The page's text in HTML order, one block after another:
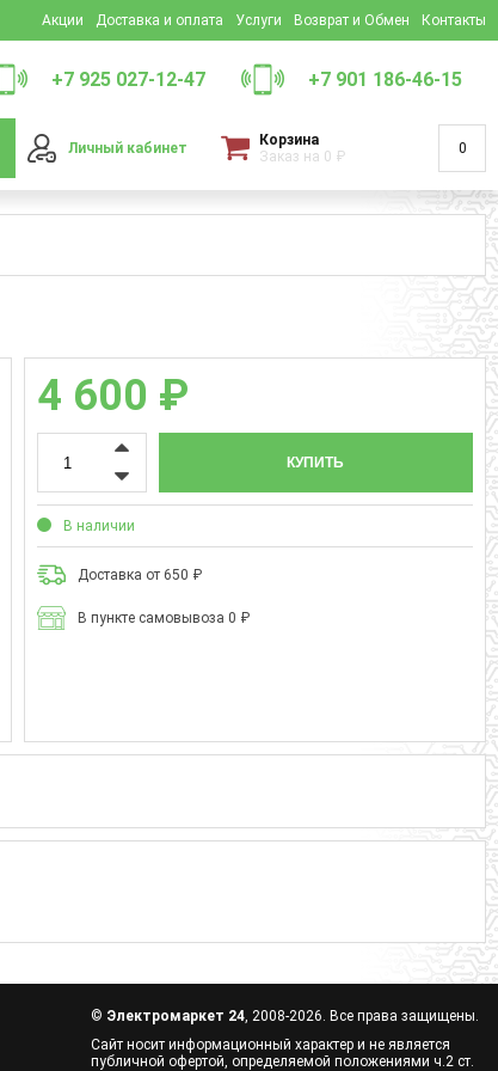
Акции Доставка и оплата Услуги Возврат и Обмен Контакты
+7 925 027-12-47 +7 901 186-46-15
Личный кабинет
Корзина
Заказ на 0 ₽ 0
4 600 ₽
КУПИТЬ
В наличии
Доставка от 650 ₽
В пункте самовывоза 0 ₽
© Электромаркет 24, 2008-2026. Все права защищены.
Сайт носит информационный характер и не является
публичной офертой, определяемой положениями ч.2 ст.